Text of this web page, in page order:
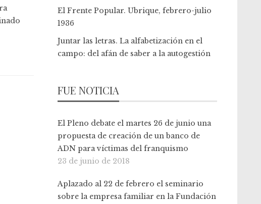
El Frente Popular. Ubrique, febrero-julio
1936
Juntar las letras. La alfabetización en el
campo: del afán de saber a la autogestión
FUE NOTICIA
El Pleno debate el martes 26 de junio una
propuesta de creación de un banco de
ADN para víctimas del franquismo
23 de junio de 2018
Aplazado al 22 de febrero el seminario
sobre la empresa familiar en la Fundación